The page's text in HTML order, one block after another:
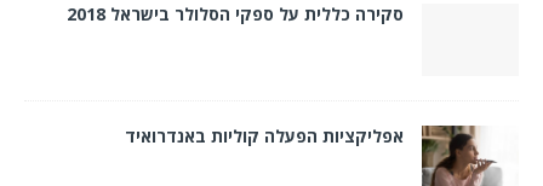
סקירה כללית על ספקי הסלולר בישראל 2018
אפליקציות הפעלה קוליות באנדרואיד